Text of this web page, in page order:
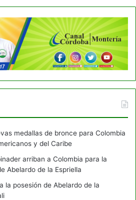
medallas de bronce para Colombia
y del Caribe
arriban a Colombia para la
Abelardo de la Espriella
la posesión de Abelardo de la